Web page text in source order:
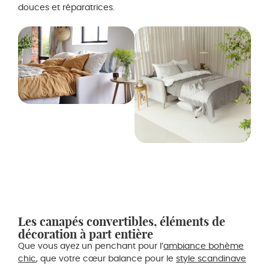
douces et réparatrices.
Les canapés convertibles, éléments de
décoration à part entière
Que vous ayez un penchant pour l’ambiance bohème
chic, que votre cœur balance pour le style scandinave